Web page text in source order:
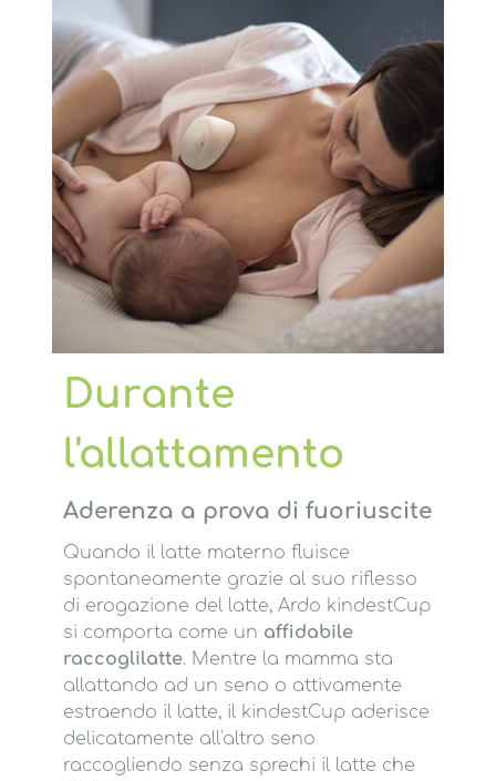
Durante
l'allattamento
Aderenza a prova di fuoriuscite
Quando il latte materno fluisce
spontaneamente grazie al suo riflesso
di erogazione del latte, Ardo kindestCup
si comporta come un affidabile
raccoglilatte. Mentre la mamma sta
allattando ad un seno o attivamente
estraendo il latte, il kindestCup aderisce
delicatamente all'altro seno
raccogliendo senza sprechi il latte che